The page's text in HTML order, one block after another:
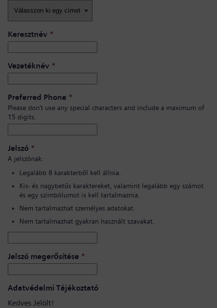
Keresztnév *
Vezetéknév *
Preferred Phone *
Please don’t use any special characters and include a maximum of
15 digits.
Jelszó *
A jelszónak:
Legalább 8 karakterből kell állnia.
Kis- és nagybetűs karaktereket, valamint legalább egy számot
és egy szimbólumot is kell tartalmaznia.
Nem tartalmazhat személyes adatokat.
Nem tartalmazhat gyakran használt szavakat.
Jelszó megerősítése *
Adatvédelmi Tájékoztató
Kedves Jelölt!